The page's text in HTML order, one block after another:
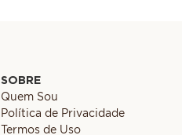
SOBRE
Quem Sou
Política de Privacidade
Termos de Uso